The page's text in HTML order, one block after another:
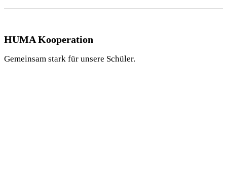
HUMA Kooperation
Gemeinsam stark für unsere Schüler.